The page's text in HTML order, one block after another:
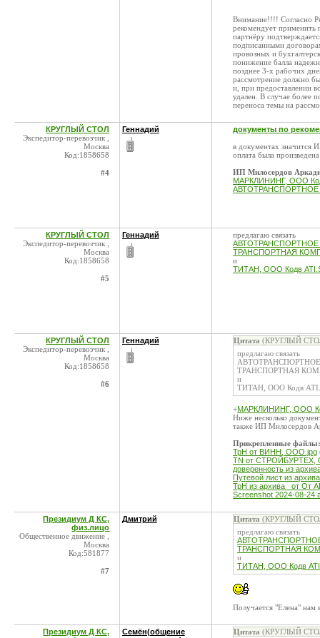
Внимание!!!! Согласно
рекомендует применить
партнёру
подписанными
провозных и
понижение балла
позднее 3-х рабочих
рассмотрение должно
и, при предоставлении
удален. В случае более
переноса темы на
КРУГЛЫЙ СТОЛ
Экспедитор-перевозчик ,
Москва
Код:1858658
#4
Геннадий
документы по
в документах
оплата была
ИП Милосердов
МАРКЛИНИНГ, ООО
АВТОТРАНСПОРТНОЕ
КРУГЛЫЙ СТОЛ
Экспедитор-перевозчик ,
Москва
Код:1858658
#5
Геннадий
предлагаю связать
АВТОТРАНСПОРТНОЕ
ТРАНСПОРТНАЯ
и
ТИТАН, ООО Кодв
КРУГЛЫЙ СТОЛ
Экспедитор-перевозчик ,
Москва
Код:1858658
#6
Геннадий Цитата (КРУГЛЫЙ
предлагаю связать
АВТОТРАНСПОРТНОЕ
ТРАНСПОРТНАЯ
и
ТИТАН, ООО Кодв
+МАРКЛИНИНГ, ООО
Ниже несколько
также ИП Милосердов
Прикрепленные файлы:
ТрН от ВИНН, ООО.jpg
TN от СТРОЙБУРТЕХ,
доверенность из
Путевой лист из
ТрН из архива _от
Screenshot 2024-08-24
Президиум Д КС,
физ.лицо
Общественное движение ,
Москва
Код:581877
#7
Дмитрий Цитата (КРУГЛЫЙ
предлагаю связать
ТРАНСПОРТНАЯ
и
ТИТАН, ООО Кодв
Получается "Елена" нам
Президиум Д КС,
Семён(общение
Цитата (КРУГЛЫЙ